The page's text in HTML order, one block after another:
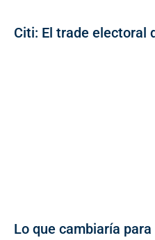
Citi: El trade electoral
Lo que cambiaría